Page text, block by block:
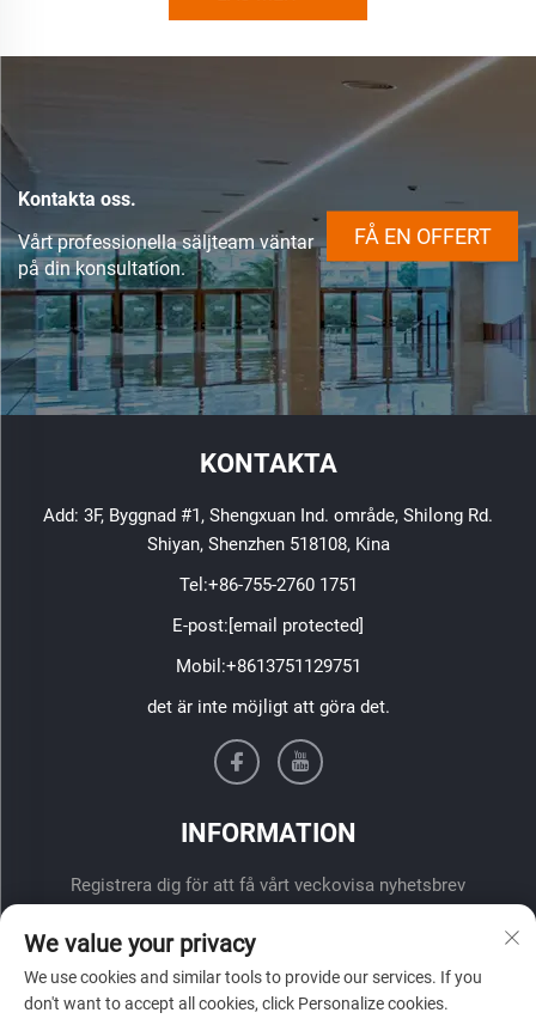
Kontakta oss.
Vårt professionella säljteam väntar
på din konsultation.
FÅ EN OFFERT
KONTAKTA
Add: 3F, Byggnad #1, Shengxuan Ind. område, Shilong Rd.
Shiyan, Shenzhen 518108, Kina
Tel:+86-755-2760 1751
E-post:[email protected]
Mobil:+8613751129751
det är inte möjligt att göra det.
INFORMATION
Registrera dig för att få vårt veckovisa nyhetsbrev
We value your privacy
We use cookies and similar tools to provide our services. If you
don't want to accept all cookies, click Personalize cookies.